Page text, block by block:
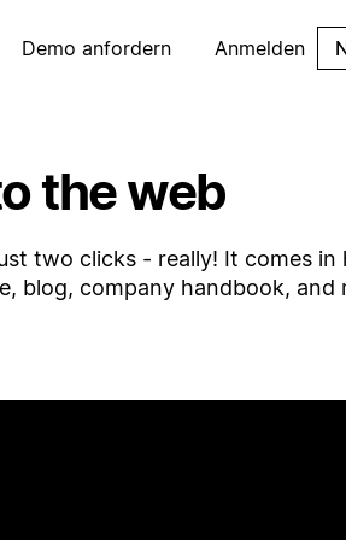
Demo anfordern Anmelden
the web
two clicks - really! It comes in
blog, company handbook, and